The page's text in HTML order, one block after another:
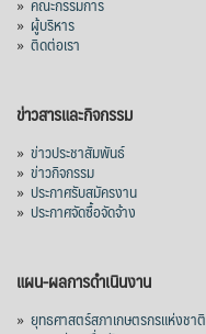
» ผู้บริหาร
» ติดต่อเรา
ข่าวสารและกิจกรรม
» ข่าวประชาสัมพันธ์
» ข่าวกิจกรรม
» ประกาศรับสมัครงาน
» ประกาศจัดซื้อจัดจ้าง
แผน-ผลการดำเนินงาน
» ยุทธศาสตร์สภาเกษตรกรแห่งชาติ